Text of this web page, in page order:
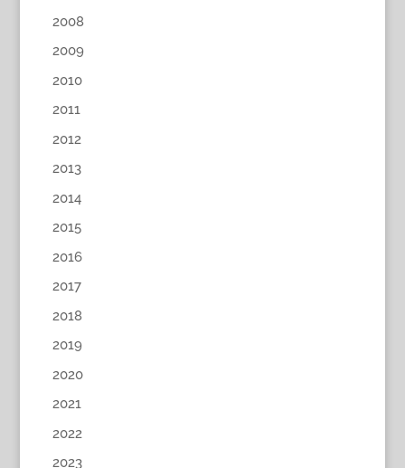
2008
2009
2010
2011
2012
2013
2014
2015
2016
2017
2018
2019
2020
2021
2022
2023